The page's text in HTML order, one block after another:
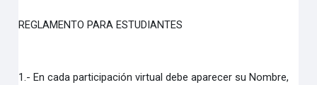
REGLAMENTO PARA ESTUDIANTES
1.- En cada participación virtual debe aparecer su Nombre,